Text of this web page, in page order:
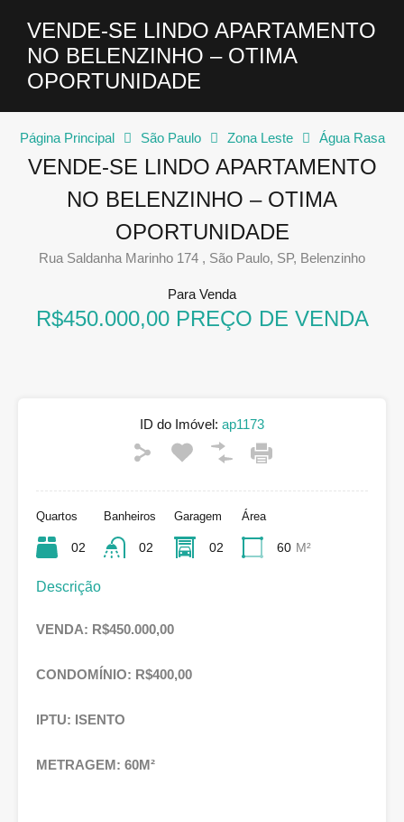
VENDE-SE LINDO APARTAMENTO
NO BELENZINHO – OTIMA
OPORTUNIDADE
Página Principal São Paulo Zona Leste Água Rasa
VENDE-SE LINDO APARTAMENTO
NO BELENZINHO – OTIMA
OPORTUNIDADE
Rua Saldanha Marinho 174 , São Paulo, SP, Belenzinho
Para Venda
R$450.000,00 PREÇO DE VENDA
ID do Imóvel: ap1173
Quartos
02
Banheiros
02
Garagem
02
Área
60 M²
Descrição
VENDA: R$450.000,00
CONDOMÍNIO: R$400,00
IPTU: ISENTO
METRAGEM: 60M²